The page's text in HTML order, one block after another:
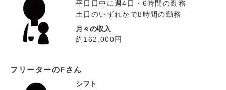
平日日中に週4日・6時間の勤務
土日のいずれかで8時間の勤務
月々の収入
約162,000円
フリーターのFさん
シフト